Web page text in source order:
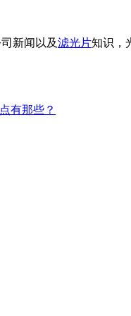
新闻以及滤光片知识，
有那些？